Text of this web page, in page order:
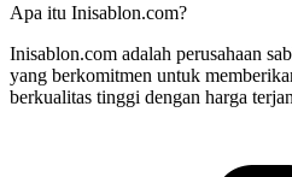
Apa itu Inisablon.com?
Inisablon.com adalah perusahaan
yang berkomitmen untuk
berkualitas tinggi dengan harga